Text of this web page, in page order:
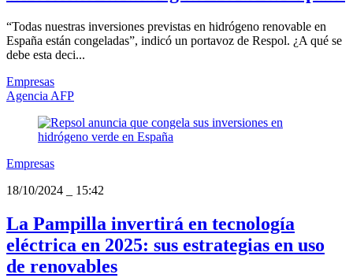
“Todas nuestras inversiones previstas en hidrógeno renovable en
España están congeladas”, indicó un portavoz de Respol. ¿A qué se
debe esta deci...
Empresas
Agencia AFP
Empresas
18/10/2024
15:42
La Pampilla invertirá en tecnología
eléctrica en 2025: sus estrategias en uso
de renovables